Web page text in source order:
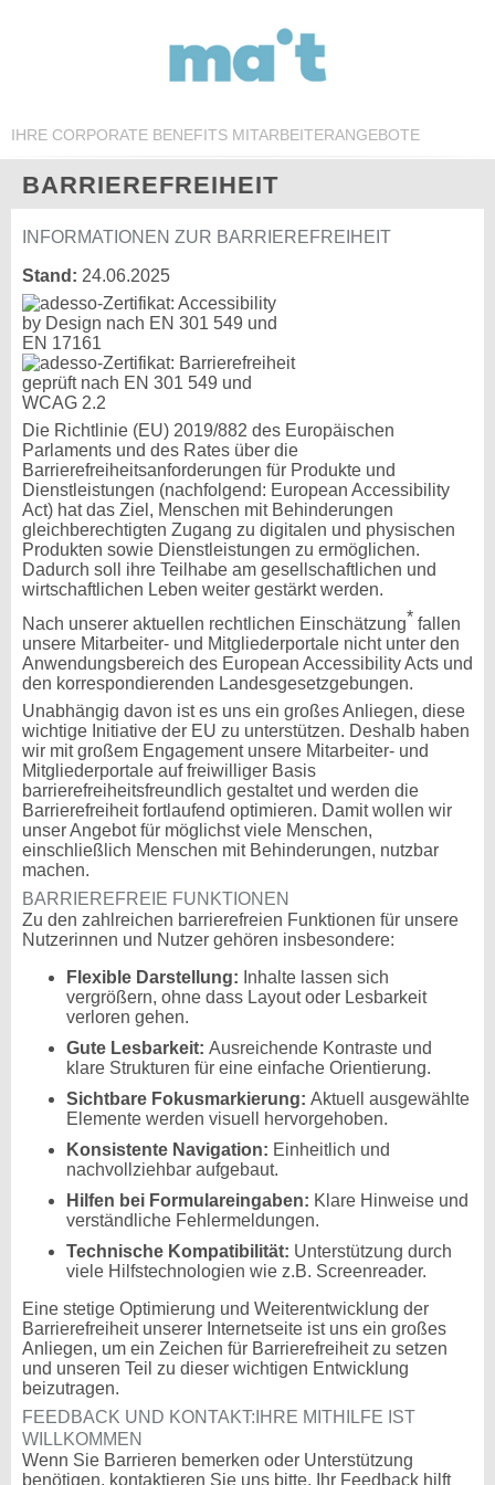
IHRE CORPORATE BENEFITS MITARBEITERANGEBOTE
BARRIEREFREIHEIT
INFORMATIONEN ZUR BARRIEREFREIHEIT
Stand: 24.06.2025
Die Richtlinie (EU) 2019/882 des Europäischen
Parlaments und des Rates über die
Barrierefreiheitsanforderungen für Produkte und
Dienstleistungen (nachfolgend: European Accessibility
Act) hat das Ziel, Menschen mit Behinderungen
gleichberechtigten Zugang zu digitalen und physischen
Produkten sowie Dienstleistungen zu ermöglichen.
Dadurch soll ihre Teilhabe am gesellschaftlichen und
wirtschaftlichen Leben weiter gestärkt werden.
Nach unserer aktuellen rechtlichen Einschätzung* fallen
unsere Mitarbeiter- und Mitgliederportale nicht unter den
Anwendungsbereich des European Accessibility Acts und
den korrespondierenden Landesgesetzgebungen.
Unabhängig davon ist es uns ein großes Anliegen, diese
wichtige Initiative der EU zu unterstützen. Deshalb haben
wir mit großem Engagement unsere Mitarbeiter- und
Mitgliederportale auf freiwilliger Basis
barrierefreiheitsfreundlich gestaltet und werden die
Barrierefreiheit fortlaufend optimieren. Damit wollen wir
unser Angebot für möglichst viele Menschen,
einschließlich Menschen mit Behinderungen, nutzbar
machen.
BARRIEREFREIE FUNKTIONEN
Zu den zahlreichen barrierefreien Funktionen für unsere
Nutzerinnen und Nutzer gehören insbesondere:
Flexible Darstellung: Inhalte lassen sich
vergrößern, ohne dass Layout oder Lesbarkeit
verloren gehen.
Gute Lesbarkeit: Ausreichende Kontraste und
klare Strukturen für eine einfache Orientierung.
Sichtbare Fokusmarkierung: Aktuell ausgewählte
Elemente werden visuell hervorgehoben.
Konsistente Navigation: Einheitlich und
nachvollziehbar aufgebaut.
Hilfen bei Formulareingaben: Klare Hinweise und
verständliche Fehlermeldungen.
Technische Kompatibilität: Unterstützung durch
viele Hilfstechnologien wie z.B. Screenreader.
Eine stetige Optimierung und Weiterentwicklung der
Barrierefreiheit unserer Internetseite ist uns ein großes
Anliegen, um ein Zeichen für Barrierefreiheit zu setzen
und unseren Teil zu dieser wichtigen Entwicklung
beizutragen.
FEEDBACK UND KONTAKT:IHRE MITHILFE IST
WILLKOMMEN
Wenn Sie Barrieren bemerken oder Unterstützung
benötigen, kontaktieren Sie uns bitte. Ihr Feedback hilft